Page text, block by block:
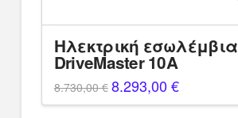
Ηλεκτρική εσωλέμβια
DriveMaster 10A
8.730,00€ Original
price
was:
8.293,00€Η
τρέχουσα
τιμή